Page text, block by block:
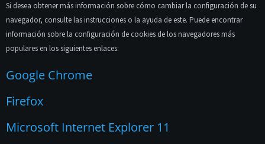
Si desea obtener más información sobre cómo cambiar la configuración de su
navegador, consulte las instrucciones o la ayuda de este. Puede encontrar
información sobre la configuración de cookies de los navegadores más
populares en los siguientes enlaces:
Google Chrome
Firefox
Microsoft Internet Explorer 11